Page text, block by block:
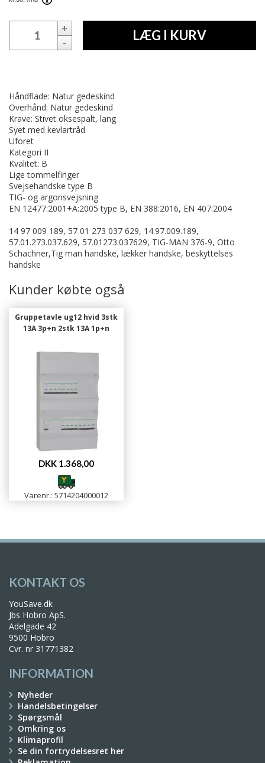
+
-
LÆG I KURV
Håndflade: Natur gedeskind
Overhånd: Natur gedeskind
Krave: Stivet oksespalt, lang
Syet med kevlartråd
Uforet
Kategori II
Kvalitet: B
Lige tommelfinger
Svejsehandske type B
TIG- og argonsvejsning
EN 12477:2001+A:2005 type B, EN 388:2016, EN 407:2004
14 97 009 189, 57 01 273 037 629, 14.97.009.189,
57.01.273.037.629, 57.01273.037629, TIG-MAN 376-9, Otto
Schachner,Tig man handske, lækker handske, beskyttelses
handske
Kunder købte også
Gruppetavle ug12 hvid 3stk
13A 3p+n 2stk 13A 1p+n
DKK 1.368,00
Varenr.: 5714204000012
KONTAKT OS
YouSave.dk
Jbs Hobro ApS.
Adelgade 42
9500 Hobro
Cvr. nr 31771382
INFORMATION
Nyheder
Handelsbetingelser
Spørgsmål
Omkring os
Klimaprofil
Se din fortrydelsesret her